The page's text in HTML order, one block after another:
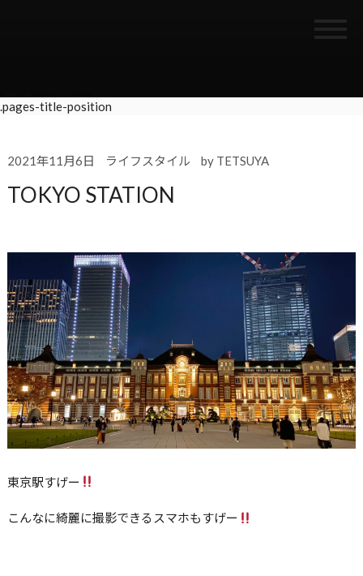
.pages-title-position
2021年11月6日 ライフスタイル by TETSUYA
TOKYO STATION
東京駅すげー
こんなに綺麗に撮影できるスマホもすげー